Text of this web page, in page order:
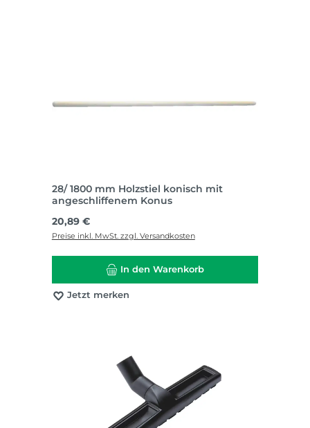
28/ 1800 mm Holzstiel konisch mit
angeschliffenem Konus
Regulärer Preis:
20,89 €
Preise inkl. MwSt. zzgl. Versandkosten
In den Warenkorb
Jetzt merken